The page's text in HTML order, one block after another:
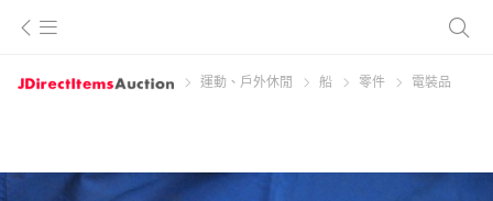
運動、戶外休閒 船 零件 電裝品